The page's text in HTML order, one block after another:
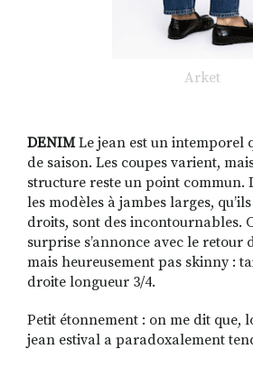
Arket
DENIMLe jean est un intemporel
de saison. Les coupes varient,
structure reste un point commun.
les modèles à jambes larges,
droits, sont des incontournables.
surprise s’annonce avec le retour
mais heureusement pas skinny :
droite longueur 3/4.
Petit étonnement : on me dit que,
jean estival a paradoxalement